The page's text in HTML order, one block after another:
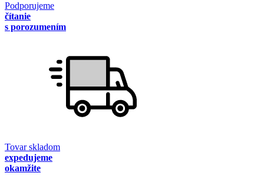
Podporujeme
čítanie
s porozumením
Tovar skladom
expedujeme
okamžite